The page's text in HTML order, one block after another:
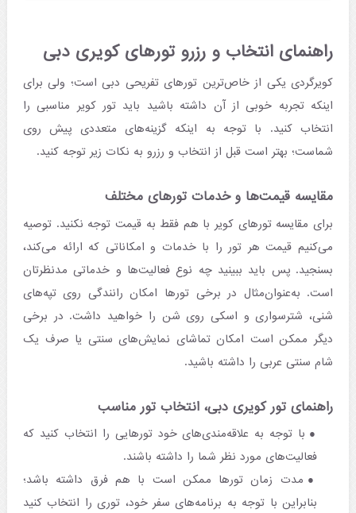
راهنمای انتخاب و رزرو تورهای کویری دبی
کویرگردی یکی از خاص‌ترین تورهای تفریحی دبی است؛ ولی برای
اینکه تجربه خوبی از آن داشته باشید باید تور کویر مناسبی را
انتخاب کنید. با توجه به اینکه گزینه‌های متعددی پیش روی
شماست؛ بهتر است قبل از انتخاب و رزرو به نکات زیر توجه کنید.
مقایسه قیمت‌ها و خدمات تورهای مختلف
برای مقایسه تورهای کویر با هم فقط به قیمت توجه نکنید. توصیه
می‌کنیم قیمت هر تور را با خدمات و امکاناتی که ارائه می‌کند،
بسنجید. پس باید ببینید چه نوع فعالیت‌ها و خدماتی مدنظرتان
است. به‌عنوان‌مثال در برخی تورها امکان رانندگی روی تپه‌های
شنی، شترسواری و اسکی روی شن را خواهید داشت. در برخی
دیگر ممکن است امکان تماشای نمایش‌های سنتی یا صرف یک
شام سنتی عربی را داشته باشید.
راهنمای تور کویری دبی، انتخاب تور مناسب
با توجه به علاقه‌مندی‌های خود تورهایی را انتخاب کنید که
فعالیت‌های مورد نظر شما را داشته باشند.
مدت زمان تورها ممکن است با هم فرق داشته باشد؛
بنابراین با توجه به برنامه‌های سفر خود، توری را انتخاب کنید